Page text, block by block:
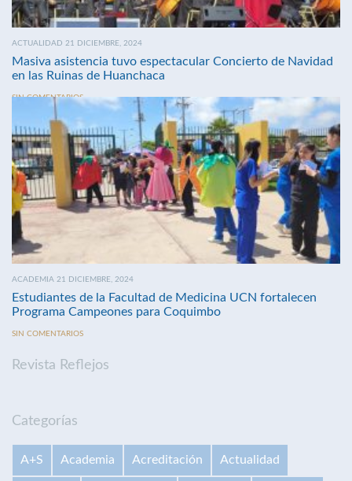
ACTUALIDAD 21 DICIEMBRE, 2024
Masiva asistencia tuvo espectacular Concierto de Navidad
en las Ruinas de Huanchaca
SIN COMENTARIOS
ACADEMIA 21 DICIEMBRE, 2024
Estudiantes de la Facultad de Medicina UCN fortalecen
Programa Campeones para Coquimbo
SIN COMENTARIOS
Revista Reflejos
Categorías
A+S Academia Acreditación Actualidad